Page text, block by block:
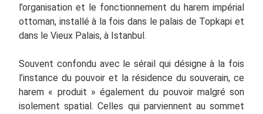
l’organisation et le fonctionnement du harem impérial
ottoman, installé à la fois dans le palais de Topkapi et
dans le Vieux Palais, à Istanbul.
Souvent confondu avec le sérail qui désigne à la fois
l’instance du pouvoir et la résidence du souverain, ce
harem « produit » également du pouvoir malgré son
isolement spatial. Celles qui parviennent au sommet